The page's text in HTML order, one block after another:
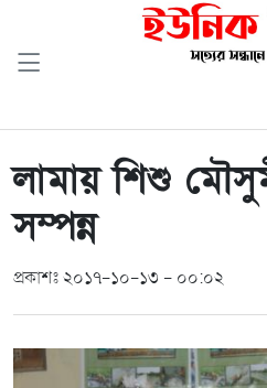
লামায় শিশু
সম্পন্ন
প্রকাশঃ ২০১৭-১০-১৩ - ০০:০২